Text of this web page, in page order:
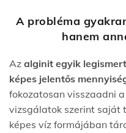
A probléma
hanem
Az alginit egyik
képes jelentős
fokozatosan visszaadni
vizsgálatok szerint saját
képes víz formájában